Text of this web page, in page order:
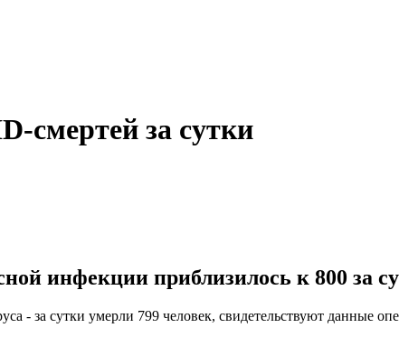
смертей за сутки
инфекции приблизилось к 800 за
- за сутки умерли 799 человек, свидетельствуют данные